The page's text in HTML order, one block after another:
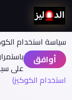
سياسة اسنخدام
أوافق
على
استخدام الكوكيز)